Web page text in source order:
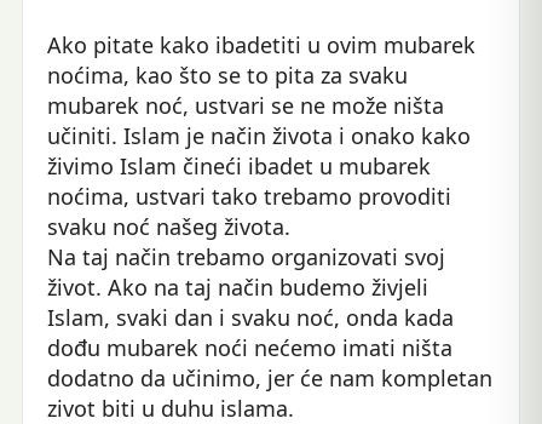
Ako pitate kako ibadetiti u ovim mubarek
noćima, kao što se to pita za svaku
mubarek noć, ustvari se ne može ništa
učiniti. Islam je način života i onako kako
živimo Islam čineći ibadet u mubarek
noćima, ustvari tako trebamo provoditi
svaku noć našeg života.
Na taj način trebamo organizovati svoj
život. Ako na taj način budemo živjeli
Islam, svaki dan i svaku noć, onda kada
dođu mubarek noći nećemo imati ništa
dodatno da učinimo, jer će nam kompletan
zivot biti u duhu islama.